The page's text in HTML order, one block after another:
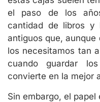
el paso de los
cantidad de libros y
antiguos que,
los necesitamos tan
cuando guardar
convierte en la mejor
Sin embargo, el